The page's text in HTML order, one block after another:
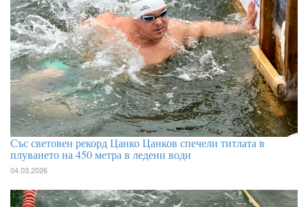
Със световен рекорд Цанко Цанков спечели титлата в
плуването на 450 метра в ледени води
04.03.2026